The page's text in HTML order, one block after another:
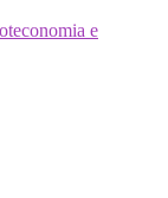
e